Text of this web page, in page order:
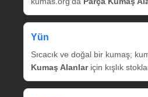
Yün
Sıcacık ve doğal bir kumaş;
Kumaş Alanlariçin kışlık